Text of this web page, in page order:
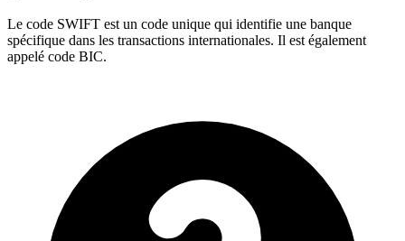
Le code SWIFT est un code unique qui identifie une banque
spécifique dans les transactions internationales. Il est également
appelé code BIC.